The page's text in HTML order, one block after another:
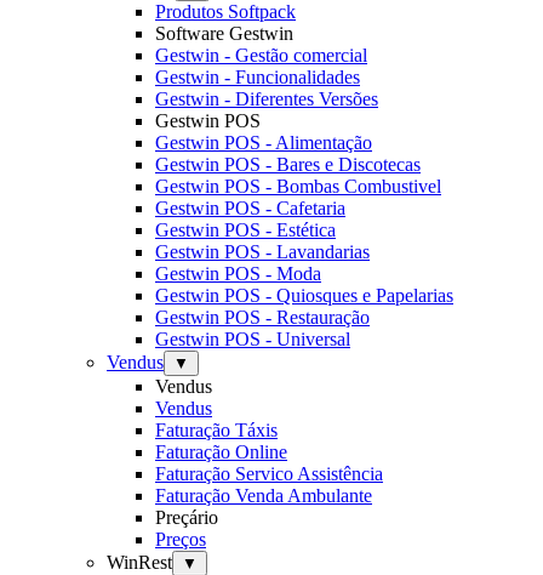
Produtos Softpack
Software Gestwin
Gestwin - Gestão comercial
Gestwin - Funcionalidades
Gestwin - Diferentes Versões
Gestwin POS
Gestwin POS - Alimentação
Gestwin POS - Bares e Discotecas
Gestwin POS - Bombas Combustivel
Gestwin POS - Cafetaria
Gestwin POS - Estética
Gestwin POS - Lavandarias
Gestwin POS - Moda
Gestwin POS - Quiosques e Papelarias
Gestwin POS - Restauração
Gestwin POS - Universal
Vendus
▼
Vendus
Vendus
Faturação Táxis
Faturação Online
Faturação Servico Assistência
Faturação Venda Ambulante
Preçário
Preços
WinRest
▼